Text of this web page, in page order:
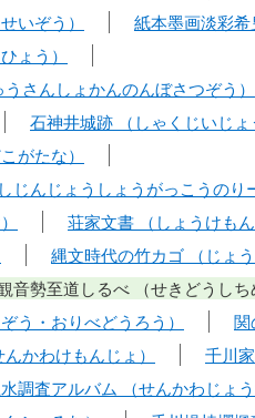
いぞう）
紙本墨画淡彩
ょう）
さんしょかんのんぼさつぞう）
石神井城跡 （しゃくじいじょ
がたな）
んじょうしょうがっこうのり
荘家文書 （しょうけもん
縄文時代の竹カゴ （じょ
音勢至道しるべ （せきどうし
う・おりべどうろう）
関
かわけもんじょ）
千川
調査アルバム （せんかわじょ